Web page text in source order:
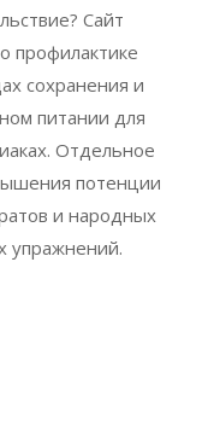
Сайт
профилактике
сохранения и
питании для
Отдельное
потенции
и народных
упражнений.